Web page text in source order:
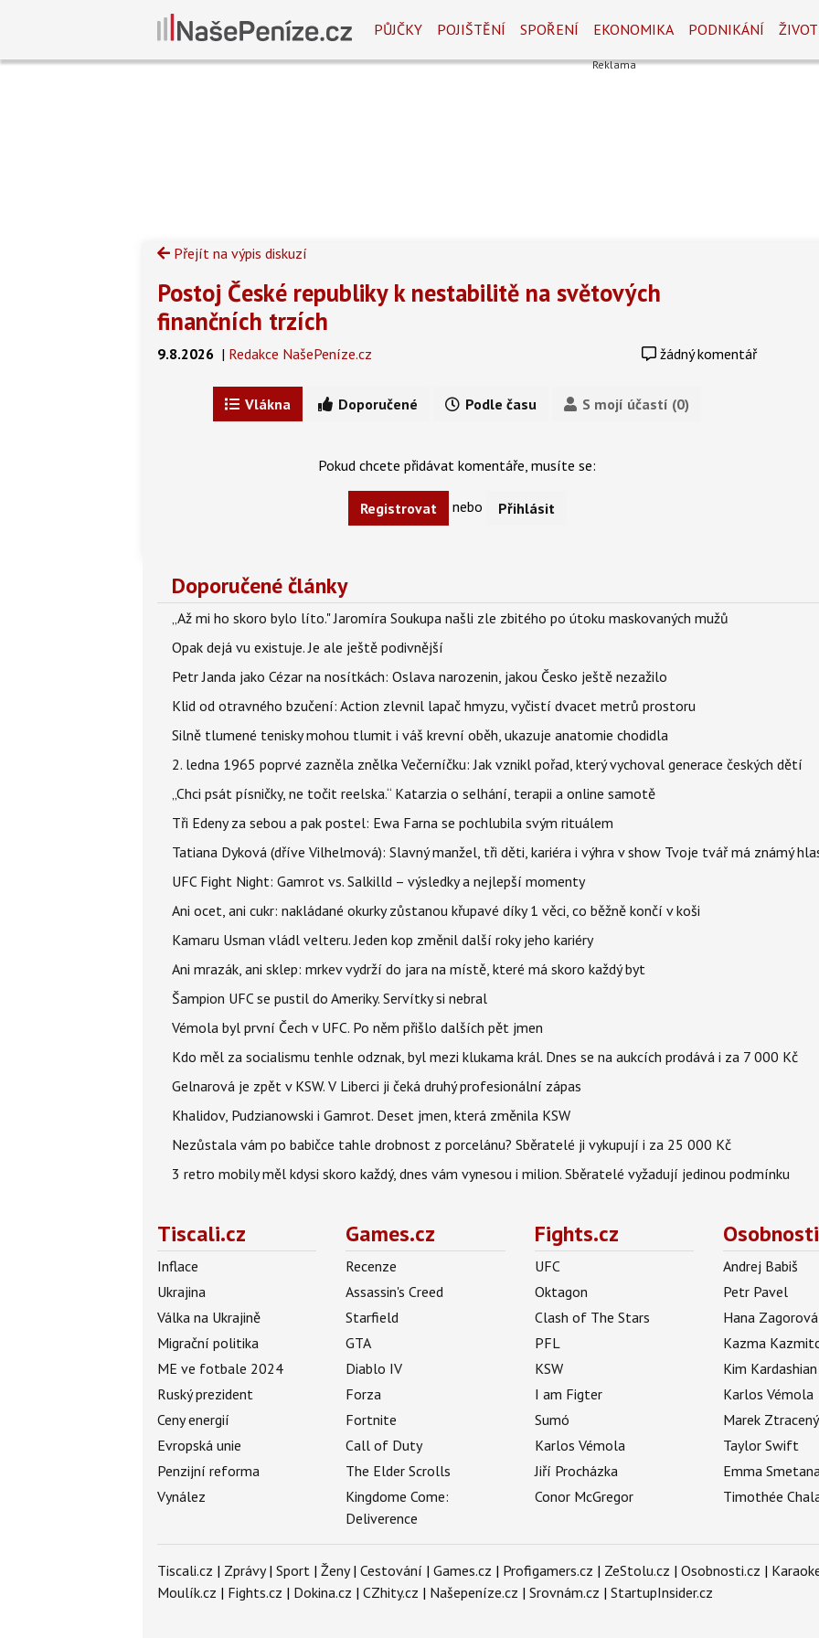
PŮJČKY POJIŠTĚNÍ SPOŘENÍ EKONOMIKA PODNIKÁNÍ
Přejít na výpis diskuzí
Postoj České republiky k nestabilitě na světových
finančních trzích
9.8.2026 | Redakce NašePeníze.cz žádný komentář
Vlákna Doporučené Podle času S mojí účastí (0)
Pokud chcete přidávat komentáře, musíte se:
Registrovat nebo Přihlásit
Doporučené články
„Až mi ho skoro bylo líto." Jaromíra Soukupa našli zle zbitého po útoku maskovaných mužů
Opak dejá vu existuje. Je ale ještě podivnější
Petr Janda jako Cézar na nosítkách: Oslava narozenin, jakou Česko ještě nezažilo
Klid od otravného bzučení: Action zlevnil lapač hmyzu, vyčistí dvacet metrů prostoru
Silně tlumené tenisky mohou tlumit i váš krevní oběh, ukazuje anatomie chodidla
2. ledna 1965 poprvé zazněla znělka Večerníčku: Jak vznikl pořad, který vychoval generace českých dětí
„Chci psát písničky, ne točit reelska.“ Katarzia o selhání, terapii a online samotě
Tři Edeny za sebou a pak postel: Ewa Farna se pochlubila svým rituálem
Tatiana Dyková (dříve Vilhelmová): Slavný manžel, tři děti, kariéra i výhra v show Tvoje tvář má známý
UFC Fight Night: Gamrot vs. Salkilld – výsledky a nejlepší momenty
Ani ocet, ani cukr: nakládané okurky zůstanou křupavé díky 1 věci, co běžně končí v koši
Kamaru Usman vládl velteru. Jeden kop změnil další roky jeho kariéry
Ani mrazák, ani sklep: mrkev vydrží do jara na místě, které má skoro každý byt
Šampion UFC se pustil do Ameriky. Servítky si nebral
Vémola byl první Čech v UFC. Po něm přišlo dalších pět jmen
Kdo měl za socialismu tenhle odznak, byl mezi klukama král. Dnes se na aukcích prodává i za 7 000 Kč
Gelnarová je zpět v KSW. V Liberci ji čeká druhý profesionální zápas
Khalidov, Pudzianowski i Gamrot. Deset jmen, která změnila KSW
Nezůstala vám po babičce tahle drobnost z porcelánu? Sběratelé ji vykupují i za 25 000 Kč
3 retro mobily měl kdysi skoro každý, dnes vám vynesou i milion. Sběratelé vyžadují jedinou podmínku
Tiscali.cz
Inflace
Ukrajina
Válka na Ukrajině
Migrační politika
ME ve fotbale 2024
Ruský prezident
Ceny energií
Evropská unie
Penzijní reforma
Vynález
Games.cz
Recenze
Assassin's Creed
Starfield
GTA
Diablo IV
Forza
Fortnite
Call of Duty
The Elder Scrolls
Kingdome Come:
Deliverence
Fights.cz
UFC
Oktagon
Clash of The Stars
PFL
KSW
I am Figter
Sumó
Karlos Vémola
Jiří Procházka
Conor McGregor
Andrej Babiš
Petr Pavel
Hana Zagorová
Kazma
Kim Kardashian
Karlos Vémola
Marek Ztracený
Taylor Swift
Emma
Timothée
Tiscali.cz | Zprávy| Sport | Ženy| Cestování | Games.cz | Profigamers.cz | ZeStolu.cz | Osobnosti.cz |
Moulík.cz | Fights.cz | Dokina.cz | CZhity.cz | Našepeníze.cz | Srovnám.cz | StartupInsider.cz